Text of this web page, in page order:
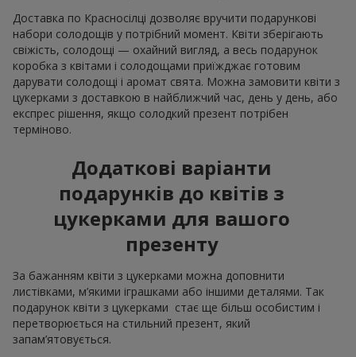
Доставка по Красносілці дозволяє вручити подарункові
набори солодощів у потрібний момент. Квіти зберігають
свіжість, солодощі — охайний вигляд, а весь подарунок
коробка з квітами і солодощами приїжджає готовим
дарувати солодощі і аромат свята. Можна замовити квіти з
цукерками з доставкою в найближчий час, день у день, або
експрес рішення, якщо солодкий презент потрібен
терміново.
Додаткові варіанти
подарунків до квітів з
цукерками для вашого
презенту
За бажанням квіти з цукерками можна доповнити
листівками, м’якими іграшками або іншими деталями. Так
подарунок квіти з цукерками стає ще більш особистим і
перетворюється на стильний презент, який
запам’ятовується.